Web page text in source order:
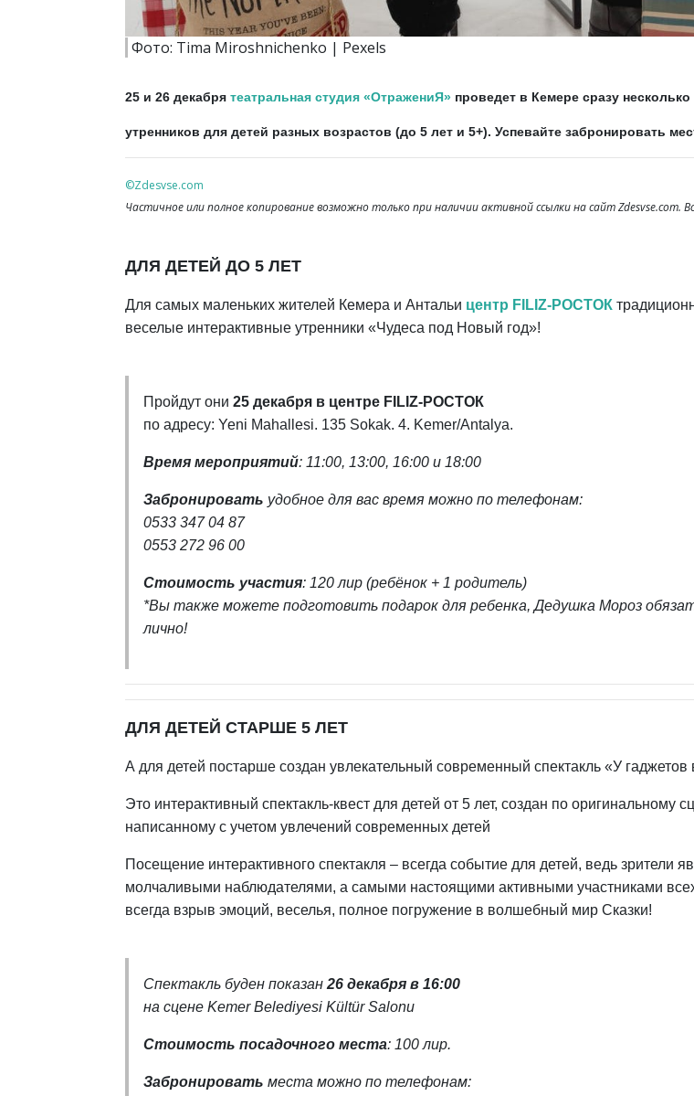
Фото: Tima Miroshnichenko | Pexels
25 и 26 декабря театральная студия «ОтражениЯ» проведет в Кемере сразу
утренников для детей разных возрастов (до 5 лет и 5+). Успевайте забронировать
©Zdesvse.com
Частичное или полное копирование возможно только при наличии активной ссылки на сайт Zdesvse.com.
ДЛЯ ДЕТЕЙ ДО 5 ЛЕТ
Для самых маленьких жителей Кемера и Антальи центр FILIZ-РОСТОК
веселые интерактивные утренники «Чудеса под Новый год»!
Пройдут они 25 декабря в центре FILIZ-РОСТОК
по адресу: Yeni Mahallesi. 135 Sokak. 4. Kemer/Antalya.
Время мероприятий: 11:00, 13:00, 16:00 и 18:00
Забронировать удобное для вас время можно по телефонам:
0533 347 04 87
0553 272 96 00
Стоимость участия: 120 лир (ребёнок + 1 родитель)
*Вы также можете подготовить подарок для ребенка, Дедушка Мороз
лично!
ДЛЯ ДЕТЕЙ СТАРШЕ 5 ЛЕТ
А для детей постарше создан увлекательный современный спектакль «У гаджетов
Это интерактивный спектакль-квест для детей от 5 лет, создан по оригинальному
написанному с учетом увлечений современных детей
Посещение интерактивного спектакля – всегда событие для детей, ведь зрители
молчаливыми наблюдателями, а самыми настоящими активными участниками
всегда взрыв эмоций, веселья, полное погружение в волшебный мир Сказки!
Спектакль буден показан 26 декабря в 16:00
на сцене Kemer Belediyesi Kültür Salonu
Стоимость посадочного места: 100 лир.
Забронировать места можно по телефонам: